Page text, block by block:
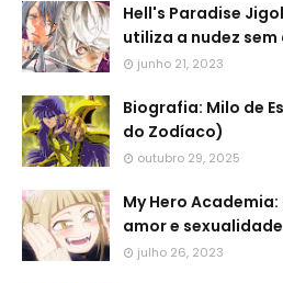
Hell's Paradise
utiliza a nudez
junho 21, 2023
Biografia: Milo de
do Zodíaco)
outubro 29, 2025
My Hero
amor e
julho 26, 2023